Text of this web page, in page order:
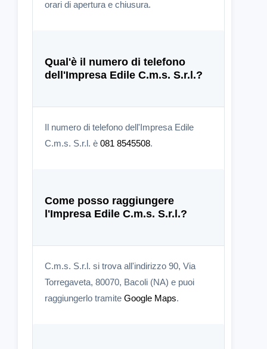
orari di apertura e chiusura.
Qual'è il numero di telefono
dell'Impresa Edile C.m.s. S.r.l.?
Il numero di telefono dell'Impresa Edile
C.m.s. S.r.l. è 081 8545508.
Come posso raggiungere
l'Impresa Edile C.m.s. S.r.l.?
C.m.s. S.r.l. si trova all'indirizzo 90, Via
Torregaveta, 80070, Bacoli (NA) e puoi
raggiungerlo tramite Google Maps.